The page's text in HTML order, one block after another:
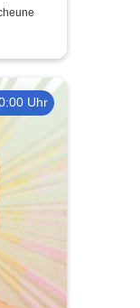
Uhr